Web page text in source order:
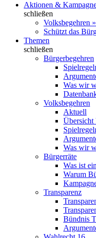
Aktionen &
schließen
Volksbegehren
Schützt das
Themen
schließen
Bürgerbegehren
Was wir
Volksbegehren
Aktuell
Übersicht
Was wir
Bürgerräte
Was ist
Warum
Transparenz
Bündnis